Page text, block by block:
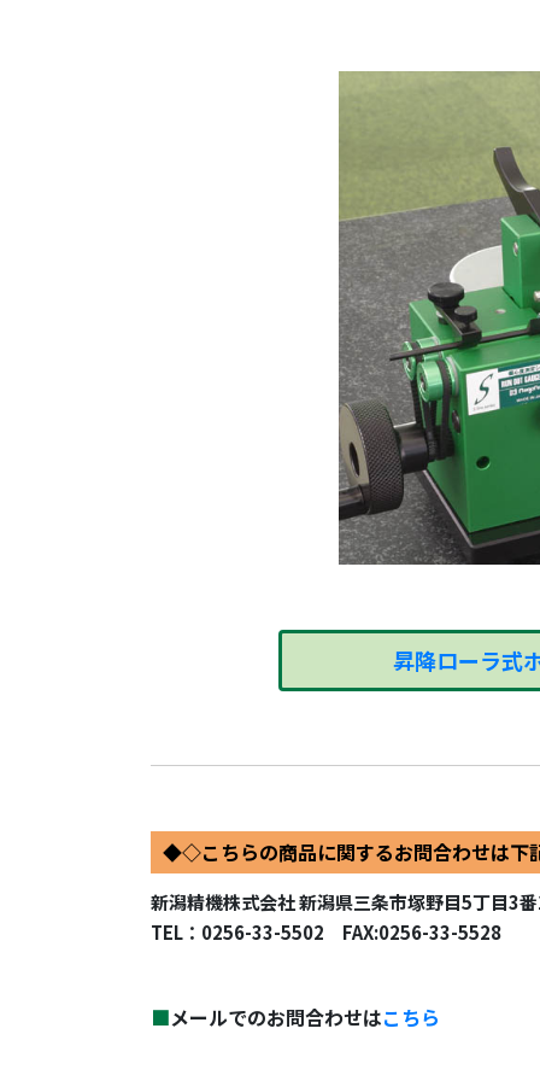
昇降ローラ式
◆◇こちらの商品に関するお問合わせは
新潟精機株式会社 新潟県三条市塚野目5丁目3
TEL：0256-33-5502 FAX:0256-33-5528
■メールでのお問合わせはこちら